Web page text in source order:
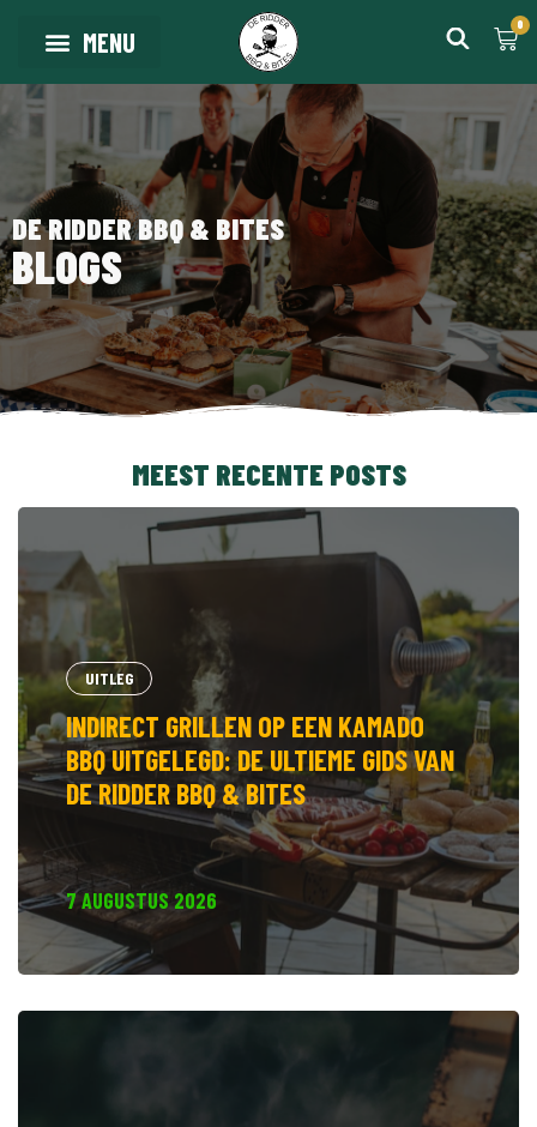
0
DE RIDDER BBQ & BITES
BLOGS
MEEST RECENTE POSTS
UITLEG
INDIRECT GRILLEN OP EEN KAMADO
BBQ UITGELEGD: DE ULTIEME GIDS VAN
DE RIDDER BBQ & BITES
7 AUGUSTUS 2026